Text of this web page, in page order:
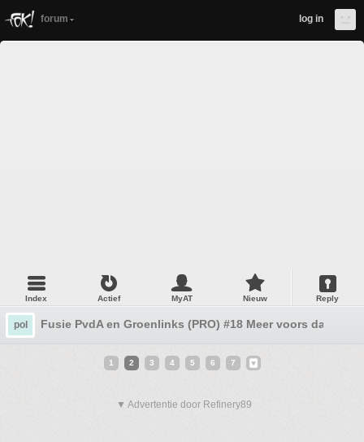
forum log in
Index Actief MyAT Nieuw Reply
pol Fusie PvdA en Groenlinks (PRO) #18 Meer voors dan
1 2 3 4 5 6 7
▼ Advertentie door Refinery89